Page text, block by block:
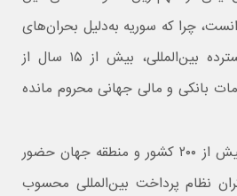
چرا که سوریه به‌دلیل بحران‌های
سیاسی و تحریم‌های گسترده بین‌المللی، بیش از ۱۵ سال از
بانکی و مالی جهانی محروم مانده
ویزا و مسترکارت که در بیش از ۲۰۰ کشور و منطقه جهان حضور
نظام پرداخت بین‌المللی محسوب